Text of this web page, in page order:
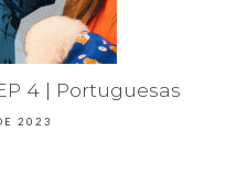
4 | Portuguesas
2023